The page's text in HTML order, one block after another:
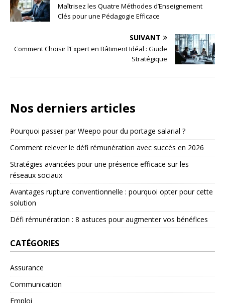
Maîtrisez les Quatre Méthodes d’Enseignement
Clés pour une Pédagogie Efficace
SUIVANT
Comment Choisir l’Expert en Bâtiment Idéal : Guide
Stratégique
Nos derniers articles
Pourquoi passer par Weepo pour du portage salarial ?
Comment relever le défi rémunération avec succès en 2026
Stratégies avancées pour une présence efficace sur les
réseaux sociaux
Avantages rupture conventionnelle : pourquoi opter pour cette
solution
Défi rémunération : 8 astuces pour augmenter vos bénéfices
CATÉGORIES
Assurance
Communication
Emploi